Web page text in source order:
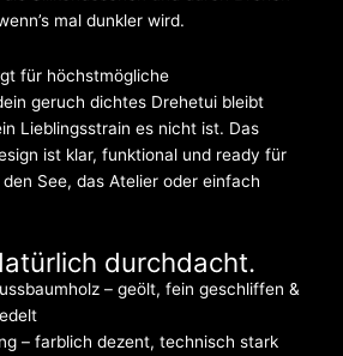
mal dunkler wird.
für höchstmögliche
geruch dichtes Drehetui bleibt
Lieblingsstrain es nicht ist. Das
ist klar, funktional und ready für
See, das Atelier oder einfach
durchdacht.
– geölt, fein geschliffen &
– farblich dezent, technisch stark